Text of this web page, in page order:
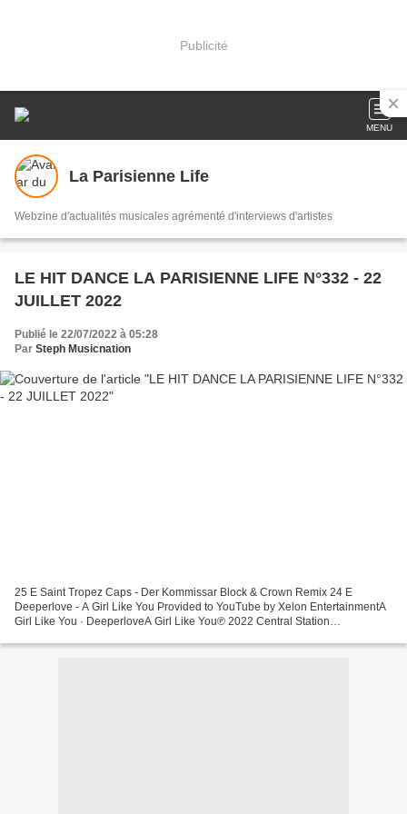
Publicité
MENU
La Parisienne Life
Webzine d'actualités musicales agrémenté d'interviews d'artistes
LE HIT DANCE LA PARISIENNE LIFE N°332 - 22
JUILLET 2022
Publié le 22/07/2022 à 05:28
Par Steph Musicnation
25 E Saint Tropez Caps - Der Kommissar Block & Crown Remix 24 E
Deeperlove - A Girl Like You Provided to YouTube by Xelon EntertainmentA
Girl Like You · DeeperloveA Girl Like You℗ 2022 Central Station